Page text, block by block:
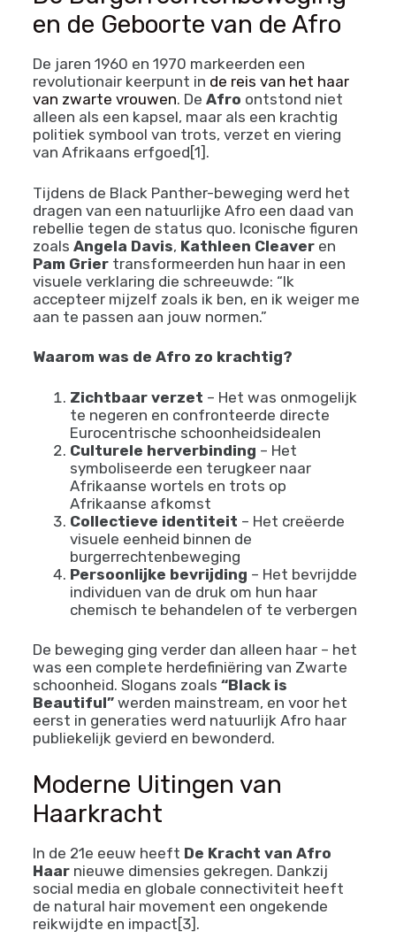
De Kracht van Afro Haar als
Politiek Statement
De Burgerrechtenbeweging
en de Geboorte van de Afro
De jaren 1960 en 1970 markeerden een
van zwarte vrouwen. DeAfroontstond niet
alleen als een kapsel, maar als een krachtig
politiek symbool van trots, verzet en viering
van Afrikaans erfgoed[1].
Tijdens de Black Panther-beweging werd het
dragen van een natuurlijke Afro een daad van
rebellie tegen de status quo. Iconische figuren
Pam Griertransformeerden hun haar in een
visuele verklaring die schreeuwde: “Ik
aan te passen aan jouw normen.”
Waarom was de Afro zo krachtig?
Zichtbaar verzet – Het was onmogelijk
te negeren en confronteerde directe
Eurocentrische schoonheidsidealen
Culturele herverbinding
symboliseerde een terugkeer naar
Afrikaanse wortels en trots op
Afrikaanse afkomst
Collectieve identiteit– Het creëerde
burgerrechtenbeweging
Persoonlijke bevrijding– Het bevrijdde
individuen van de druk om hun haar
chemisch te behandelen of te verbergen
De beweging ging verder dan alleen haar – het
schoonheid. Slogans zoals
Beautiful”werden mainstream, en voor het
eerst in generaties werd natuurlijk Afro haar
publiekelijk gevierd en bewonderd.
Moderne Uitingen van
Haarkracht